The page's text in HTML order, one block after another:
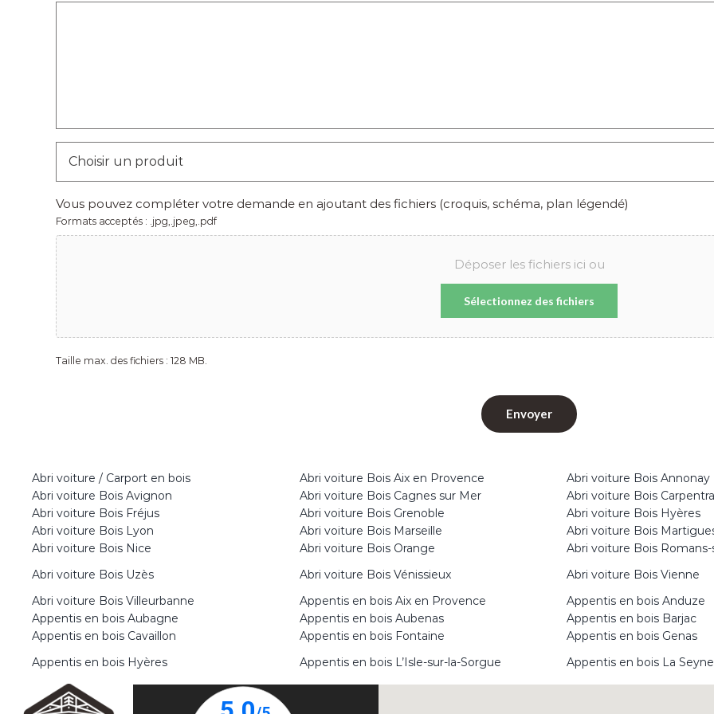
un
produit *
Vous pouvez compléter votre demande en ajoutant des fichiers (croquis, schéma, plan légendé)
Formats acceptés : .jpg,.jpeg,.pdf
Déposer les fichiers ici ou
Sélectionnez des fichiers
Taille max. des fichiers : 128 MB.
Abri voiture / Carport en bois Abri voiture Bois Aix en Provence
Abri voiture Bois Annonay
Abri voiture Bois Avignon
Abri voiture Bois Cagnes sur Mer
Abri voiture Bois
Abri voiture Bois Fréjus
Abri voiture Bois Grenoble
Abri voiture Bois Hyères
Abri voiture Bois Lyon
Abri voiture Bois Marseille
Abri voiture Bois
Abri voiture Bois Nice
Abri voiture Bois Orange
Abri voiture Bois
Abri voiture Bois Uzès
Abri voiture Bois Vénissieux
Abri voiture Bois Vienne
Abri voiture Bois Villeurbanne
Appentis en bois Aix en Provence
Appentis en bois Anduze
Appentis en bois Aubagne
Appentis en bois Aubenas
Appentis en bois Barjac
Appentis en bois Cavaillon
Appentis en bois Fontaine
Appentis en bois Genas
Appentis en bois Hyères
Appentis en bois L’Isle-sur-la-Sorgue
Appentis en bois La
Appentis en bois Meylan
Appentis en bois Montélimar
Appentis en bois Orange
Appentis en bois Saint-Martin-de-